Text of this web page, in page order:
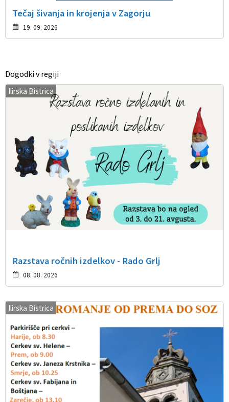
Tečaj šivanja in krojenja v Zagorju
19. 09. 2026
Dogodki v regiji
Ilirska Bistrica
Razstava ročnih izdelkov - Rado Grlj
08. 08. 2026
Ilirska Bistrica